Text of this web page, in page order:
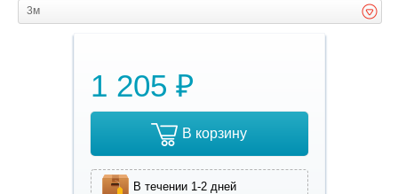
3м
1 205 ₽
В корзину
В течении 1-2 дней